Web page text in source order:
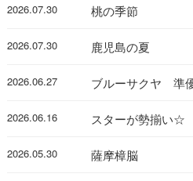
2026.07.30 桃の季節
2026.07.30 鹿児島の夏
2026.06.27 ブルーサクヤ 準
2026.06.16 スターが勢揃い☆
2026.05.30 薩摩樟脳